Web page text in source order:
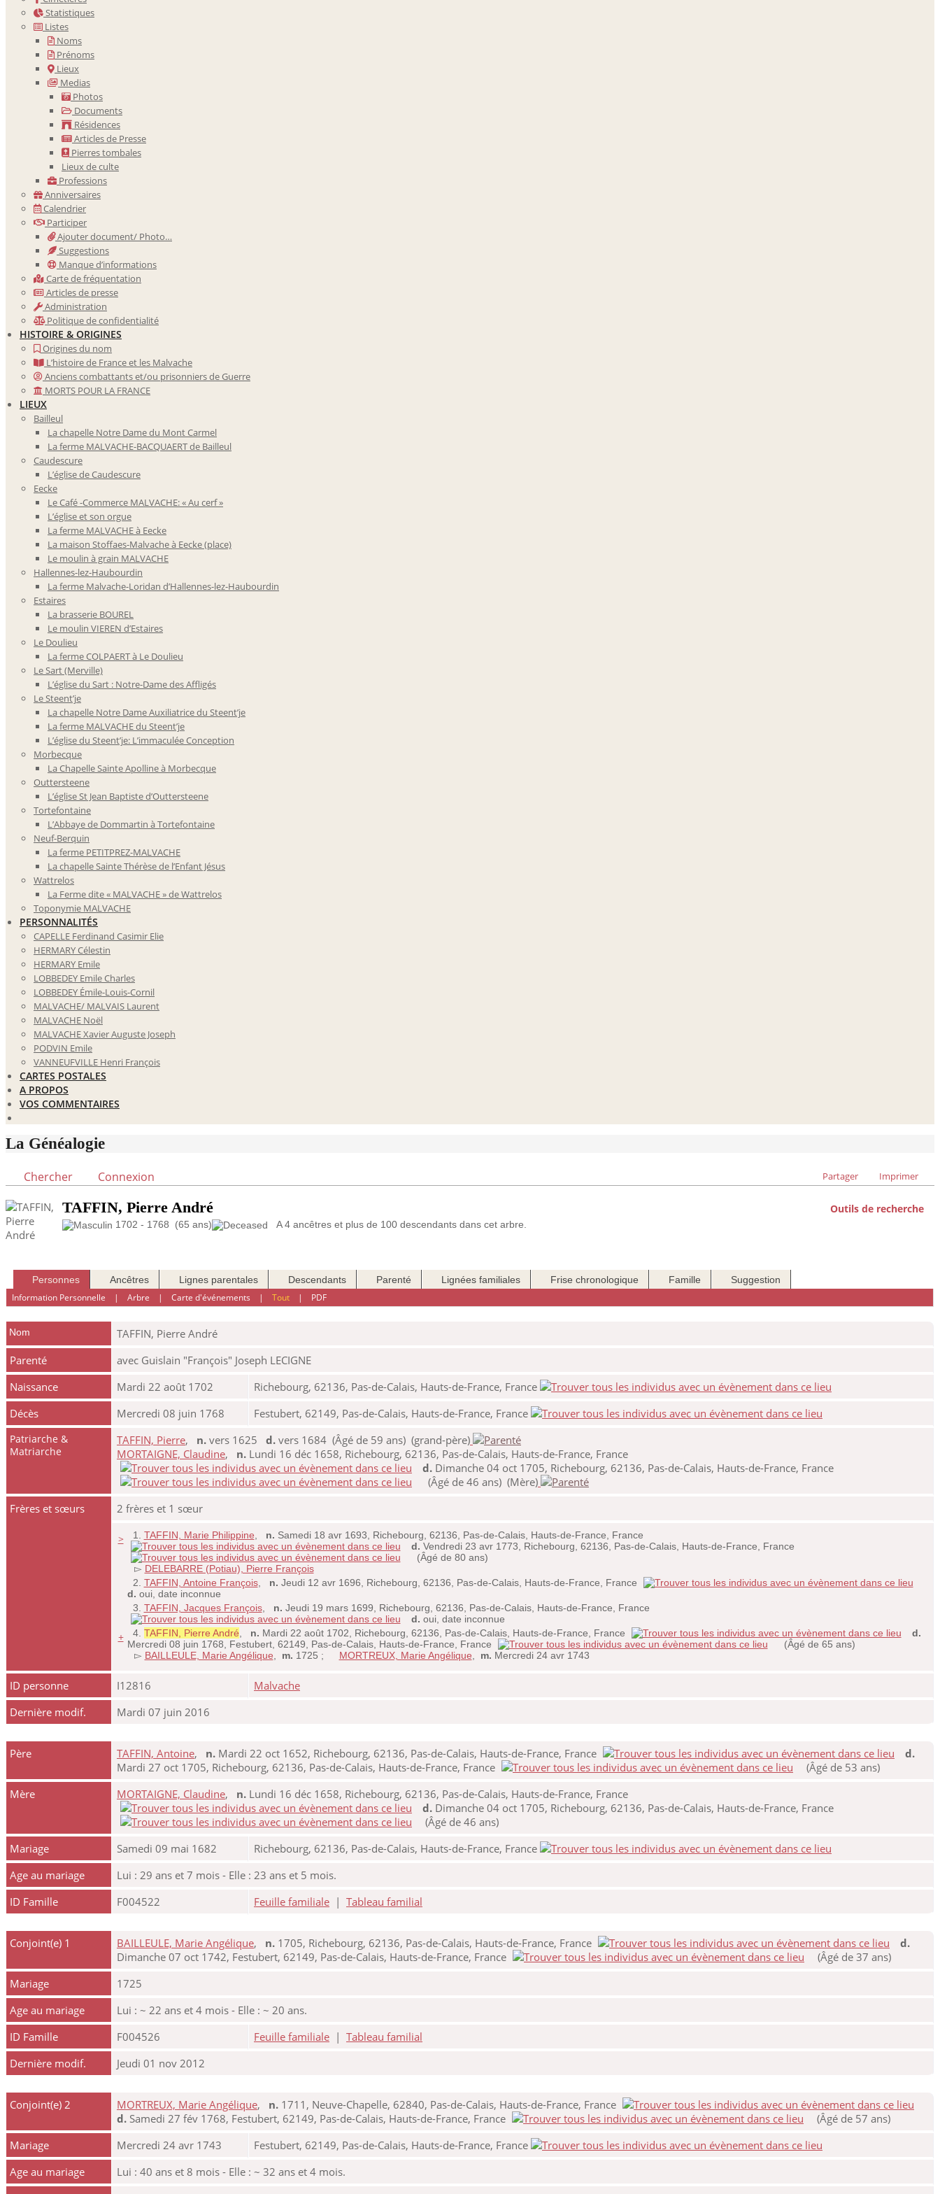
Statistiques
Listes
Noms
Prénoms
Lieux
Medias
Photos
Documents
Résidences
Articles de Presse
Pierres tombales
Lieux de culte
Professions
Anniversaires
Calendrier
Participer
Ajouter document/ Photo…
Suggestions
Manque d’informations
Carte de fréquentation
Articles de presse
Administration
Politique de confidentialité
HISTOIRE & ORIGINES
Origines du nom
L’histoire de France et les Malvache
Anciens combattants et/ou prisonniers de Guerre
MORTS POUR LA FRANCE
LIEUX
Bailleul
La chapelle Notre Dame du Mont Carmel
La ferme MALVACHE-BACQUAERT de Bailleul
Caudescure
L’église de Caudescure
Eecke
Le Café -Commerce MALVACHE: « Au cerf »
L’église et son orgue
La ferme MALVACHE à Eecke
La maison Stoffaes-Malvache à Eecke (place)
Le moulin à grain MALVACHE
Hallennes-lez-Haubourdin
La ferme Malvache-Loridan d’Hallennes-lez-Haubourdin
Estaires
La brasserie BOUREL
Le moulin VIEREN d’Estaires
Le Doulieu
La ferme COLPAERT à Le Doulieu
Le Sart (Merville)
L’église du Sart : Notre-Dame des Affligés
Le Steent’je
La chapelle Notre Dame Auxiliatrice du Steent’je
La ferme MALVACHE du Steent’je
L’église du Steent’je: L’immaculée Conception
Morbecque
La Chapelle Sainte Apolline à Morbecque
Outtersteene
L’église St Jean Baptiste d’Outtersteene
Tortefontaine
L’Abbaye de Dommartin à Tortefontaine
Neuf-Berquin
La ferme PETITPREZ-MALVACHE
La chapelle Sainte Thérèse de l’Enfant Jésus
Wattrelos
La Ferme dite « MALVACHE » de Wattrelos
Toponymie MALVACHE
PERSONNALITÉS
CAPELLE Ferdinand Casimir Elie
HERMARY Célestin
HERMARY Emile
LOBBEDEY Emile Charles
LOBBEDEY Émile-Louis-Cornil
MALVACHE/ MALVAIS Laurent
MALVACHE Noël
MALVACHE Xavier Auguste Joseph
PODVIN Emile
VANNEUFVILLE Henri François
CARTES POSTALES
A PROPOS
VOS COMMENTAIRES
La Généalogie
Chercher Connexion Partager Imprimer
Outils de recherche
TAFFIN, Pierre André
1702 - 1768 (65 ans) A 4 ancêtres et plus de 100 descendants dans cet arbre.
Personnes Ancêtres Lignes parentales Descendants Parenté Lignées familiales Frise chronologique Famille Suggestion
Information Personnelle |Arbre |Carte d'événements |Tout | PDF
Nom TAFFIN, Pierre André
Parenté
avec Guislain "François" Joseph LECIGNE
Naissance
Mardi 22 août 1702
Richebourg, 62136, Pas-de-Calais, Hauts-de-France, France
Décès
Mercredi 08 juin 1768 Festubert, 62149, Pas-de-Calais, Hauts-de-France, France
Patriarche &
Matriarche
TAFFIN, Pierre, n. vers 1625 d. vers 1684 (Âgé de 59 ans) (grand-père)
MORTAIGNE, Claudine, n. Lundi 16 déc 1658, Richebourg, 62136, Pas-de-Calais, Hauts-de-France, France
d. Dimanche 04 oct 1705, Richebourg, 62136, Pas-de-Calais, Hauts-de-France, France
(Âgé de 46 ans) (Mère)
Frères et sœurs
2 frères et 1 sœur
> 1. TAFFIN, Marie Philippine, n. Samedi 18 avr 1693, Richebourg, 62136, Pas-de-Calais, Hauts-de-France, France
d. Vendredi 23 avr 1773, Richebourg, 62136, Pas-de-Calais, Hauts-de-France, France
(Âgé de 80 ans)
▻ DELEBARRE (Potiau), Pierre François
2. TAFFIN, Antoine François, n. Jeudi 12 avr 1696, Richebourg, 62136, Pas-de-Calais, Hauts-de-France, France
d. oui, date inconnue
3. TAFFIN, Jacques François, n. Jeudi 19 mars 1699, Richebourg, 62136, Pas-de-Calais, Hauts-de-France, France
d. oui, date inconnue
+ 4. TAFFIN, Pierre André, n. Mardi 22 août 1702, Richebourg, 62136, Pas-de-Calais, Hauts-de-France, France
d.
Mercredi 08 juin 1768, Festubert, 62149, Pas-de-Calais, Hauts-de-France, France
(Âgé de 65 ans)
▻ BAILLEULE, Marie Angélique, m. 1725 ; MORTREUX, Marie Angélique, m. Mercredi 24 avr 1743
ID personne I12816
Malvache
Dernière modif.
Mardi 07 juin 2016
Père TAFFIN, Antoine, n. Mardi 22 oct 1652, Richebourg, 62136, Pas-de-Calais, Hauts-de-France, France
d.
Mardi 27 oct 1705, Richebourg, 62136, Pas-de-Calais, Hauts-de-France, France
(Âgé de 53 ans)
Mère
MORTAIGNE, Claudine, n. Lundi 16 déc 1658, Richebourg, 62136, Pas-de-Calais, Hauts-de-France, France
d. Dimanche 04 oct 1705, Richebourg, 62136, Pas-de-Calais, Hauts-de-France, France
(Âgé de 46 ans)
Mariage
Samedi 09 mai 1682
Richebourg, 62136, Pas-de-Calais, Hauts-de-France, France
Age au mariage
Lui : 29 ans et 7 mois - Elle : 23 ans et 5 mois.
ID Famille
F004522 Feuille familiale | Tableau familial
Conjoint(e) 1 BAILLEULE, Marie Angélique, n. 1705, Richebourg, 62136, Pas-de-Calais, Hauts-de-France, France
d.
Dimanche 07 oct 1742, Festubert, 62149, Pas-de-Calais, Hauts-de-France, France
(Âgé de 37 ans)
Mariage
1725
Age au mariage
Lui : ~ 22 ans et 4 mois - Elle : ~ 20 ans.
ID Famille
F004526 Feuille familiale | Tableau familial
Dernière modif.
Jeudi 01 nov 2012
Conjoint(e) 2 MORTREUX, Marie Angélique, n. 1711, Neuve-Chapelle, 62840, Pas-de-Calais, Hauts-de-France, France
d. Samedi 27 fév 1768, Festubert, 62149, Pas-de-Calais, Hauts-de-France, France
(Âgé de 57 ans)
Mariage
Mercredi 24 avr 1743
Festubert, 62149, Pas-de-Calais, Hauts-de-France, France
Age au mariage
Lui : 40 ans et 8 mois - Elle : ~ 32 ans et 4 mois.